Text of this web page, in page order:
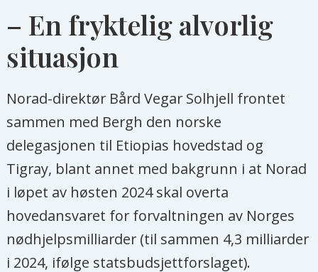
– En fryktelig alvorlig
situasjon
Norad-direktør Bård Vegar Solhjell frontet
sammen med Bergh den norske
delegasjonen til Etiopias hovedstad og
Tigray, blant annet med bakgrunn i at Norad
i løpet av høsten 2024 skal overta
hovedansvaret for forvaltningen av Norges
nødhjelpsmilliarder (til sammen 4,3 milliarder
i 2024, ifølge statsbudsjettforslaget).